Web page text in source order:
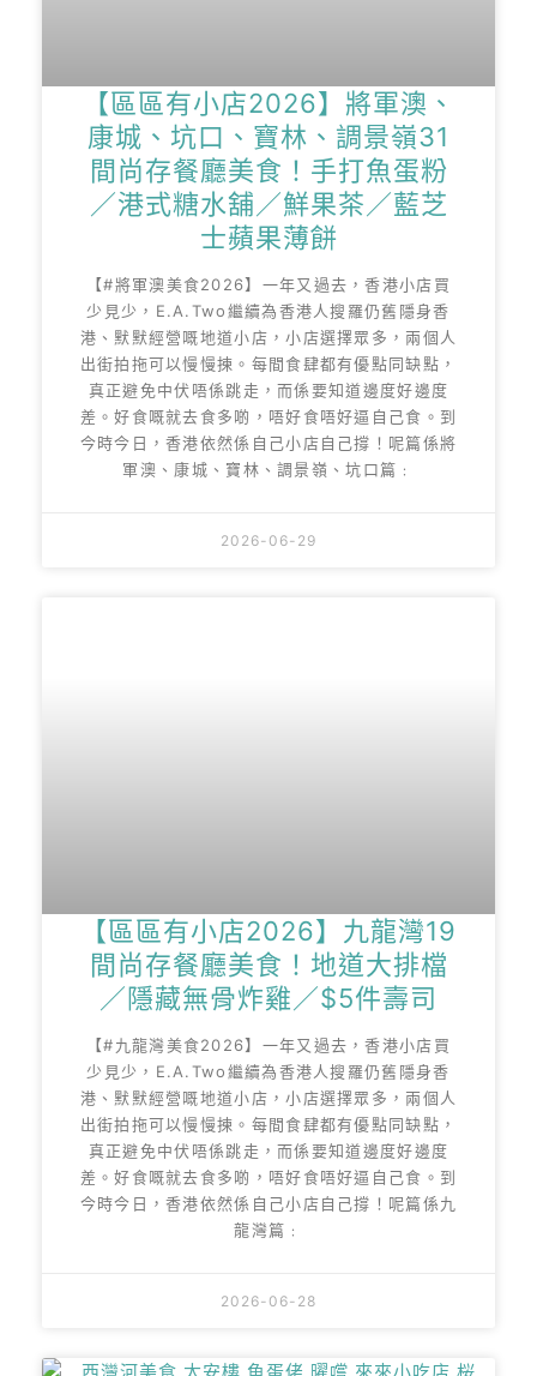
【區區有小店2026】將軍澳、
康城、坑口、寶林、調景嶺31
間尚存餐廳美食！手打魚蛋粉
／港式糖水舖／鮮果茶／藍芝
士蘋果薄餅
【#將軍澳美食2026】一年又過去，香港小店買
少見少，E.A.Two繼續為香港人搜羅仍舊隱身香
港、默默經營嘅地道小店，小店選擇眾多，兩個人
出街拍拖可以慢慢揀。每間食肆都有優點同缺點，
真正避免中伏唔係跳走，而係要知道邊度好邊度
差。好食嘅就去食多啲，唔好食唔好逼自己食。到
今時今日，香港依然係自己小店自己撐！呢篇係將
軍澳、康城、寶林、調景嶺、坑口篇﹕
2026-06-29
【區區有小店2026】九龍灣19
間尚存餐廳美食！地道大排檔
／隱藏無骨炸雞／$5件壽司
【#九龍灣美食2026】一年又過去，香港小店買
少見少，E.A.Two繼續為香港人搜羅仍舊隱身香
港、默默經營嘅地道小店，小店選擇眾多，兩個人
出街拍拖可以慢慢揀。每間食肆都有優點同缺點，
真正避免中伏唔係跳走，而係要知道邊度好邊度
差。好食嘅就去食多啲，唔好食唔好逼自己食。到
今時今日，香港依然係自己小店自己撐！呢篇係九
龍灣篇﹕
2026-06-28